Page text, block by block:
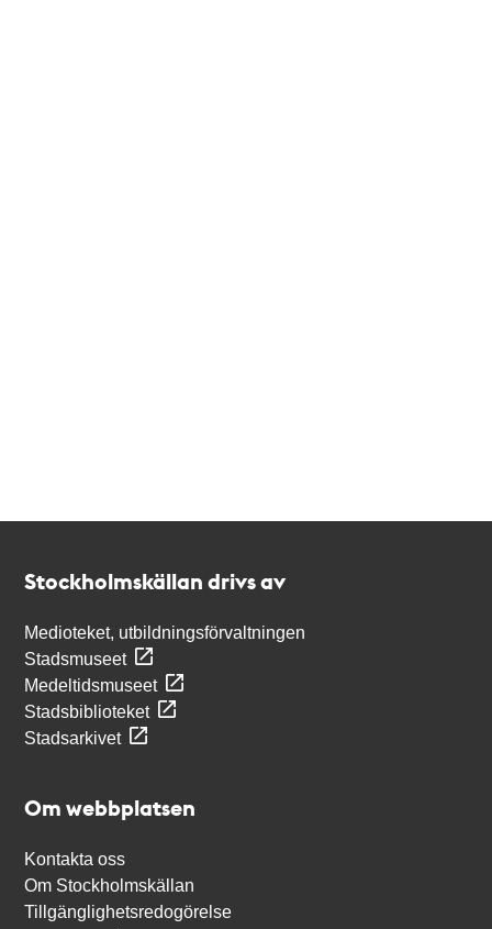
Stockholmskällan drivs av
Medioteket, utbildningsförvaltningen
Stadsmuseet
Medeltidsmuseet
Stadsbiblioteket
Stadsarkivet
Om webbplatsen
Kontakta oss
Om Stockholmskällan
Tillgänglighetsredogörelse